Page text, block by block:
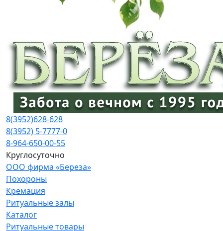
8(3952)628-628
8(3952) 5-7777-0
8-964-650-00-55
Круглосуточно
ООО фирма «Береза»
Похороны
Кремация
Ритуальные залы
Каталог
Ритуальные товары